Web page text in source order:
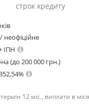
строк кредиту
неофіційне
ІПН
(до 200 000 грн.)
12 міс., виплати в